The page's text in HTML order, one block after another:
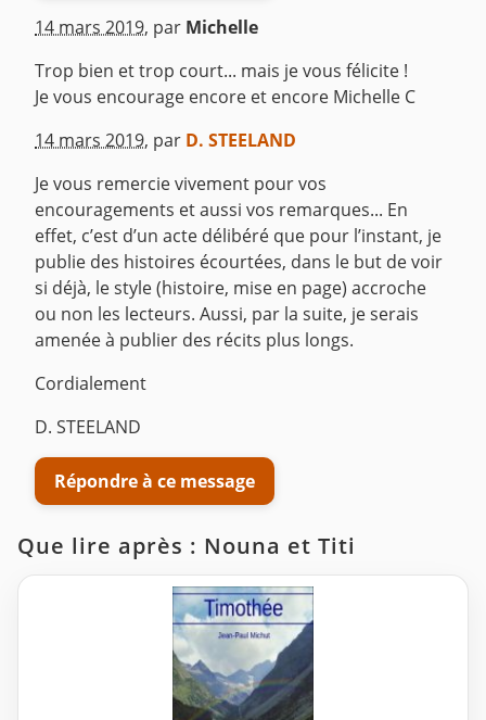
14 mars 2019, par Michelle
Trop bien et trop court... mais je vous félicite !
Je vous encourage encore et encore Michelle C
^
14 mars 2019, par D. STEELAND
Je vous remercie vivement pour vos
encouragements et aussi vos remarques... En
effet, c’est d’un acte délibéré que pour l’instant, je
publie des histoires écourtées, dans le but de voir
si déjà, le style (histoire, mise en page) accroche
ou non les lecteurs. Aussi, par la suite, je serais
amenée à publier des récits plus longs.
Cordialement
D. STEELAND
Répondre à ce message
Que lire après : Nouna et Titi